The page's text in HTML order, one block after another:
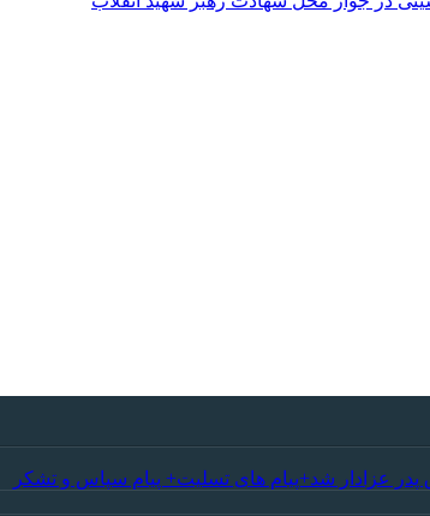
پدر عزادار شد+پیام های تسلیت+ پیام سپاس و تشکر